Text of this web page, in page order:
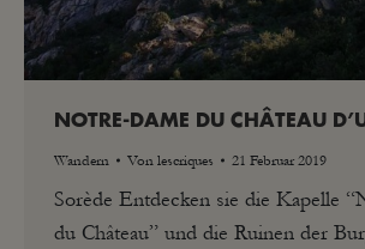
NOTRE-DAME DU CHÂTEAU
Wandern Von lescriques 21 Februar 2019
Sorède Entdecken sie die Kapelle
du Château” und die Ruinen der